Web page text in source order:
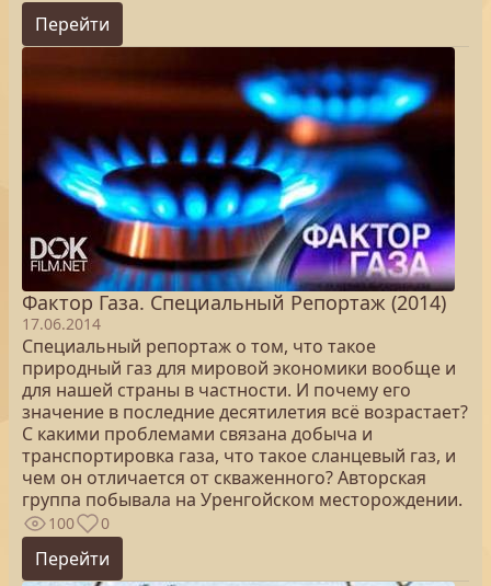
Перейти
Фактор Газа. Специальный Репортаж (2014)
17.06.2014
Специальный репортаж о том, что такое
природный газ для мировой экономики вообще и
для нашей страны в частности. И почему его
значение в последние десятилетия всё возрастает?
С какими проблемами связана добыча и
транспортировка газа, что такое сланцевый газ, и
чем он отличается от скваженного? Авторская
группа побывала на Уренгойском месторождении.
100 0
Перейти